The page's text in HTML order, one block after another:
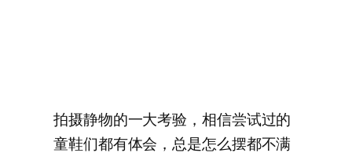
拍摄静物的一大考验，相信尝试过的
童鞋们都有体会，总是怎么摆都不满